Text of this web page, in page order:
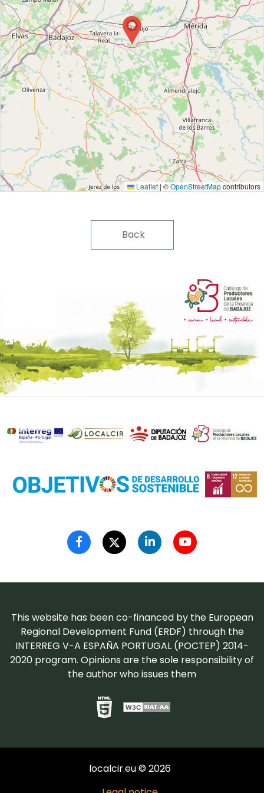
Leaflet | ©OpenStreetMapcontributors
Back
This website has been co-financed by the European
Regional Development Fund (ERDF) through the
INTERREG V-A ESPAÑA PORTUGAL (POCTEP) 2014-
2020 program. Opinions are the sole responsibility of
the author who issues them
localcir.eu © 2026